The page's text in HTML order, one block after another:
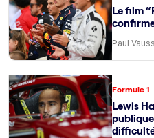
Le film
Paul
Formule 1
Lewis